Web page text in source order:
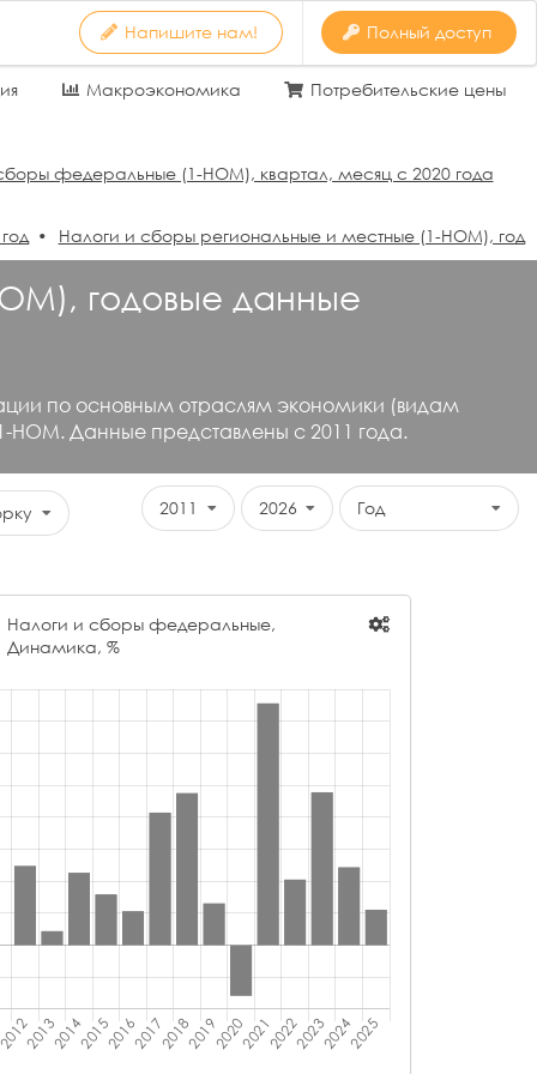
Напишите нам! Полный доступ
Макроэкономика Потребительские цены
федеральные (1-НОМ), квартал, месяц с 2020 года
Налоги и сборы региональные и местные (1-НОМ), год
годовые данные
по основным отраслям экономики (видам
НОМ. Данные представлены с 2011 года.
2011 2026 Год
Налоги и сборы федеральные,
Динамика, %